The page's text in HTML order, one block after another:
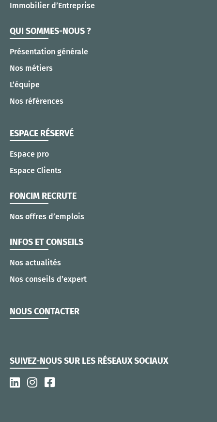
Immobilier d’Entreprise
QUI SOMMES-NOUS ?
Présentation générale
Nos métiers
L’équipe
Nos références
ESPACE RÉSERVÉ
Espace pro
Espace Clients
FONCIM RECRUTE
Nos offres d’emplois
INFOS ET CONSEILS
Nos actualités
Nos conseils d’expert
NOUS CONTACTER
SUIVEZ-NOUS SUR LES RÉSEAUX SOCIAUX